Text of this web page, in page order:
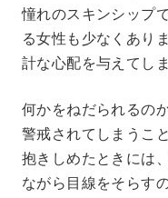
憧れのスキンシップ
る女性も少なくあり
計な心配を与えてし
何かをねだられるの
警戒されてしまうこ
抱きしめたときには
ながら目線をそらす